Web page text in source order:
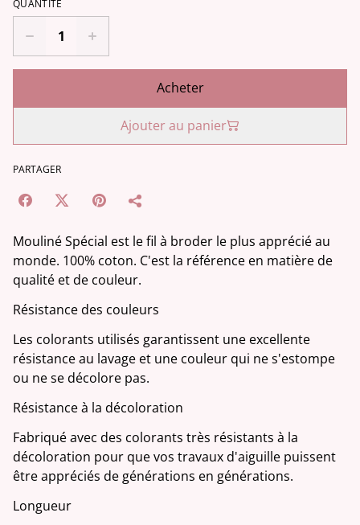
QUANTITÉ
Acheter
Ajouter au panier
PARTAGER
Mouliné Spécial est le fil à broder le plus apprécié au
monde. 100% coton. C'est la référence en matière de
qualité et de couleur.
Résistance des couleurs
Les colorants utilisés garantissent une excellente
résistance au lavage et une couleur qui ne s'estompe
ou ne se décolore pas.
Résistance à la décoloration
Fabriqué avec des colorants très résistants à la
décoloration pour que vos travaux d'aiguille puissent
être appréciés de générations en générations.
Longueur